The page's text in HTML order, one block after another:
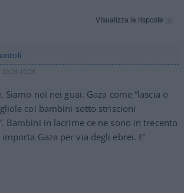
VIsualizza le risposte (3)
10:28
Siamo noi nei guai. Gaza come “lascia o
coi bambini sotto striscioni
Bambini in lacrime ce ne sono in trecento
Gaza per via degli ebrei. E’